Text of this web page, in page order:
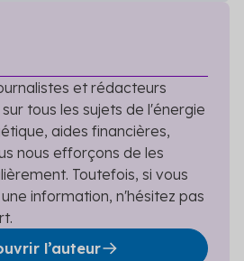
et rédacteurs
tous les sujets de l'énergie
aides financières,
nous efforçons de les
Toutefois, si vous
information, n'hésitez pas
l’auteur